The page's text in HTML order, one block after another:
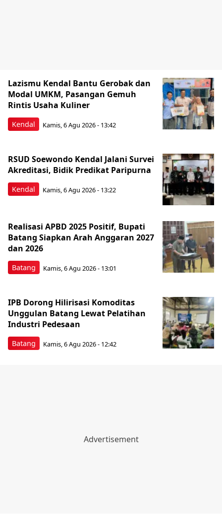
Kendal
Lazismu Kendal Bantu Gerobak dan
Modal UMKM, Pasangan Gemuh
Rintis Usaha Kuliner
Kamis, 6 Agu 2026 - 13:42
Kendal
RSUD Soewondo Kendal Jalani Survei
Akreditasi, Bidik Predikat Paripurna
Kamis, 6 Agu 2026 - 13:22
Batang
Realisasi APBD 2025 Positif, Bupati
Batang Siapkan Arah Anggaran 2027
dan 2026
Kamis, 6 Agu 2026 - 13:01
Batang
IPB Dorong Hilirisasi Komoditas
Unggulan Batang Lewat Pelatihan
Industri Pedesaan
Kamis, 6 Agu 2026 - 12:42